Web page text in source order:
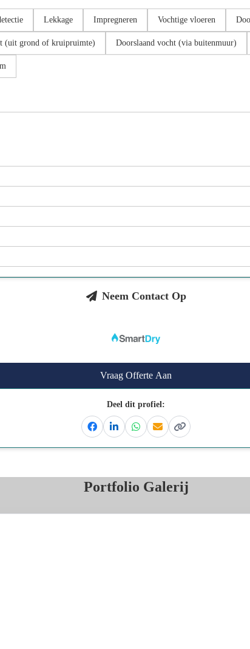
Lekkage Impregneren Vochtige vloeren
(uit grond of kruipruimte) Doorslaand vocht (via buitenmuur)
Neem Contact Op
Vraag Offerte Aan
Deel dit profiel:
FacebookLinkedinWhatsapp
EmailKopieer link
Portfolio Galerij